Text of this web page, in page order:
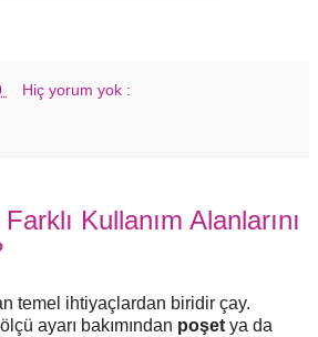
Hiç yorum yok :
Kullanım Alanlarını
temel ihtiyaçlardan biridir çay.
ayarı bakımından poşetya da